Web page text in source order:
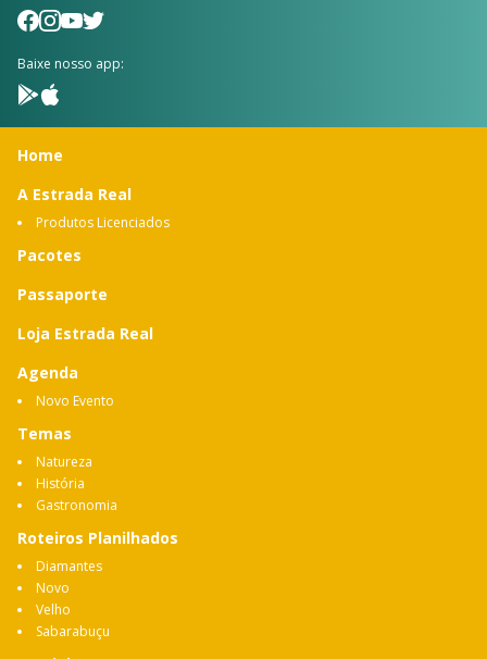
Baixe nosso app:
Home
A Estrada Real
Produtos Licenciados
Pacotes
Passaporte
Loja Estrada Real
Agenda
Novo Evento
Temas
Natureza
História
Gastronomia
Roteiros Planilhados
Diamantes
Novo
Velho
Sabarabuçu